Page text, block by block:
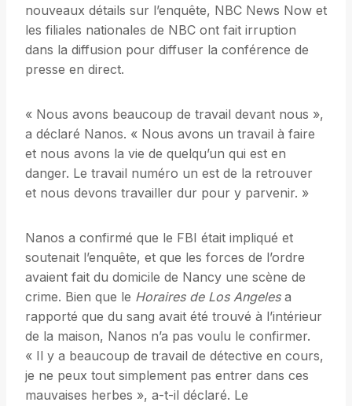
nouveaux détails sur l’enquête, NBC News Now et
les filiales nationales de NBC ont fait irruption
dans la diffusion pour diffuser la conférence de
presse en direct.
« Nous avons beaucoup de travail devant nous »,
a déclaré Nanos. « Nous avons un travail à faire
et nous avons la vie de quelqu’un qui est en
danger. Le travail numéro un est de la retrouver
et nous devons travailler dur pour y parvenir. »
Nanos a confirmé que le FBI était impliqué et
soutenait l’enquête, et que les forces de l’ordre
avaient fait du domicile de Nancy une scène de
crime. Bien que le Horaires de Los Angelesa
rapporté que du sang avait été trouvé à l’intérieur
de la maison, Nanos n’a pas voulu le confirmer.
« Il y a beaucoup de travail de détective en cours,
je ne peux tout simplement pas entrer dans ces
mauvaises herbes », a-t-il déclaré. Le